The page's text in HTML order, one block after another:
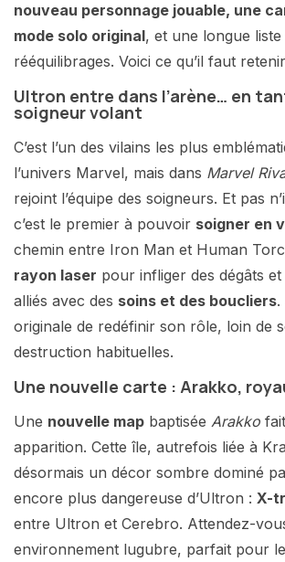
nouveau personnage jouable, une
mode solo original, et une longue liste
rééquilibrages. Voici ce qu’il faut
Ultron entre dans l’arène… en
soigneur volant
C’est l’un des vilains les plus
l’univers Marvel, mais dans Marvel
rejoint l’équipe des soigneurs. Et pas
c’est le premier à pouvoir soigner en
chemin entre Iron Man et Human
rayon laser pour infliger des dégâts
alliés avec des soins et des boucliers.
originale de redéfinir son rôle, loin de
destruction habituelles.
Une nouvelle carte : Arakko,
Une nouvelle map baptisée Arakko
apparition. Cette île, autrefois liée à
désormais un décor sombre dominé
encore plus dangereuse d’Ultron : X-
entre Ultron et Cerebro. Attendez-
environnement lugubre, parfait pour